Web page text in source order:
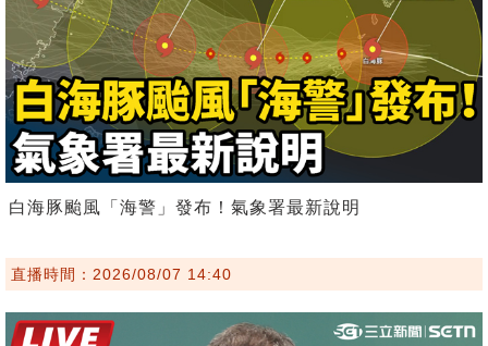
白海豚颱風「海警」發布！氣象署最新說明
直播時間：2026/08/07 14:40